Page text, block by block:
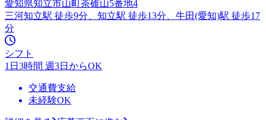
愛知県知立市山町茶碓山5番地4
三河知立駅 徒歩9分、知立駅 徒歩13分、牛田(愛知)駅 徒歩17
分
シフト
1日3時間 週3日からOK
交通費支給
未経験OK